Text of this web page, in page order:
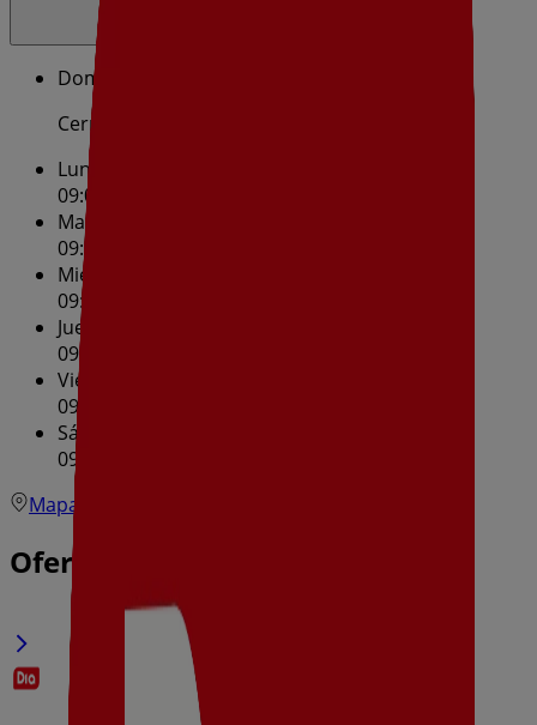
Domingo
Cerrado
Lunes
09:00 - 21:00
Martes
09:00 - 21:00
Miércoles
09:00 - 21:00
Jueves
09:00 - 21:00
Viernes
09:00 - 21:00
Sábado
09:00 - 21:00
Mapa
Ofertas de Dia en Toledo